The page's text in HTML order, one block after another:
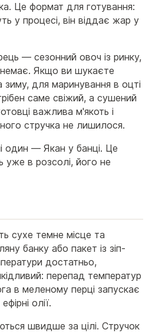
Це формат для готування:
у процесі, він віддає жар у
— сезонний овоч із ринку,
немає. Якщо ви шукаєте
зиму, для маринування в оцті
саме свіжий, а сушений
важлива м'якоть і
стручка не лишилося.
один — Якан у банці. Це
уже в розсолі, його не
сухе темне місце та
банку або пакет із зіп-
достатньо,
перепад температур
в меленому перці запускає
олії.
швидше за цілі. Стручок